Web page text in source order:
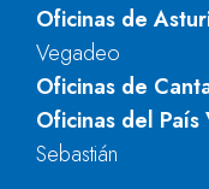
Oficinas de
Vegadeo
Oficinas de
Oficinas del País
Sebastián